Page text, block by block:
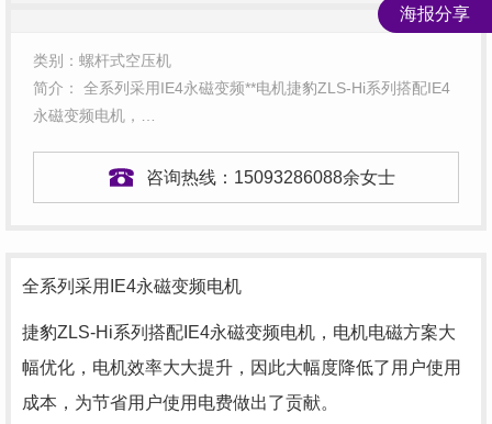
类别：螺杆式空压机
简介： 全系列采用IE4永磁变频**电机捷豹ZLS-Hi系列搭配IE4
永磁变频电机，…
咨询热线： 15093286088余女士
全系列采用IE4永磁变频电机
捷豹ZLS-Hi系列搭配IE4永磁变频电机，电机电磁方案大
幅优化，电机效率大大提升，因此大幅度降低了用户使用
成本，为节省用户使用电费做出了贡献。
海报分享